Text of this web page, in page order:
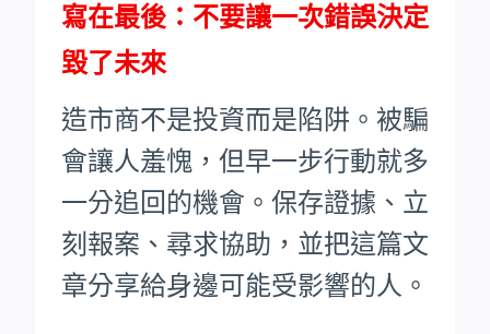
寫在最後：不要讓一次錯誤決定
毀了未來
造市商不是投資而是陷阱。被騙
會讓人羞愧，但早一步行動就多
一分追回的機會。保存證據、立
刻報案、尋求協助，並把這篇文
章分享給身邊可能受影響的人。